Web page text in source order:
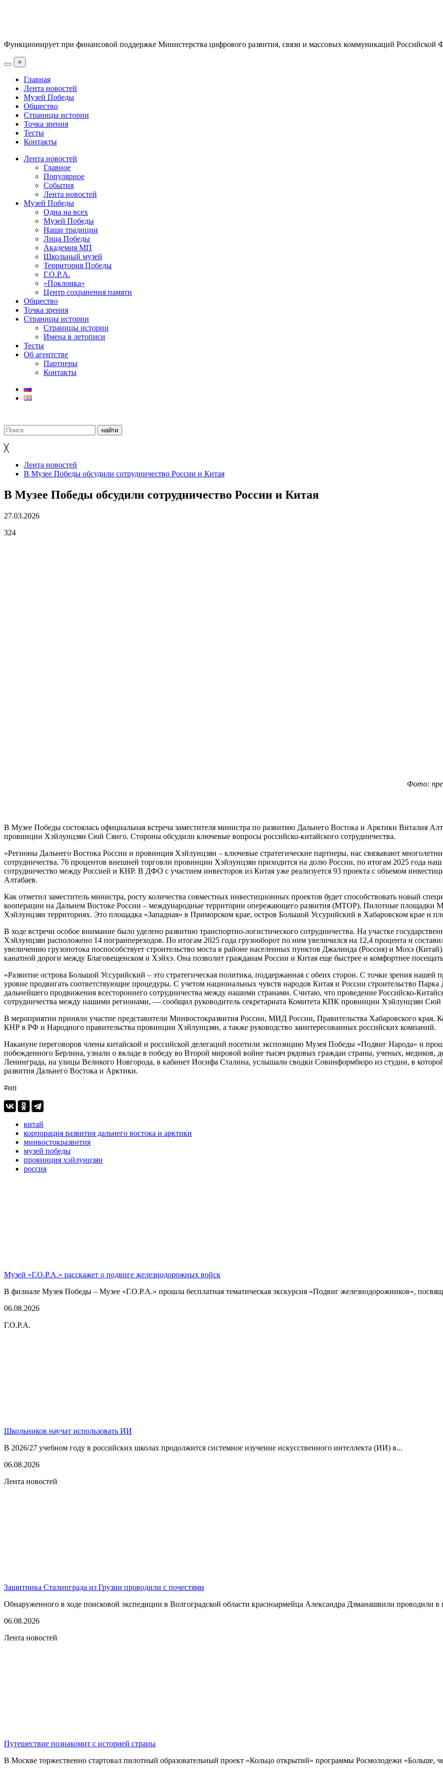
Функционирует при финансовой поддержке Министерства цифрового развития, связи и массовых коммуникаций Российской
×
Главная
Лента новостей
Музей Победы
Общество
Страницы истории
Точка зрения
Тесты
Контакты
Лента новостей
Главное
Популярное
События
Лента новостей
Музей Победы
Одна на всех
Музей Победы
Наши традиции
Лица Победы
Академия МП
Школьный музей
Территория Победы
Г.О.Р.А.
«Поклонка»
Центр сохранения памяти
Общество
Точка зрения
Страницы истории
Страницы истории
Имена в летописи
Тесты
Об агентстве
Партнеры
Контакты
╳
Лента новостей
В Музее Победы обсудили сотрудничество России и Китая
В Музее Победы обсудили сотрудничество России и Китая
27.03.2026
324
Фото:
В Музее Победы состоялась официальная встреча заместителя министра по развитию Дальнего Востока и Арктики Виталия
провинции Хэйлунцзян Сюй Сянго. Стороны обсудили ключевые вопросы российско-китайского сотрудничества.
«Регионы Дальнего Востока России и провинция Хэйлунцзян – ключевые стратегические партнеры, нас связывают
сотрудничества. 76 процентов внешней торговли провинции Хэйлунцзян приходится на долю России, по итогам 2025 года
сотрудничество между Россией и КНР. В ДФО с участием инвесторов из Китая уже реализуется 93 проекта с объемом
Алтабаев.
Как отметил заместитель министра, росту количества совместных инвестиционных проектов будет способствовать новый
кооперации на Дальнем Востоке России – международные территории опережающего развития (МТОР). Пилотные
Хэйлунцзян территориях. Это площадка «Западная» в Приморском крае, остров Большой Уссурийский в Хабаровском крае и
В ходе встречи особое внимание было уделено развитию транспортно-логистического сотрудничества. На участке
Хэйлунцзян расположено 14 погранпереходов. По итогам 2025 года грузооборот по ним увеличился на 12,4 процента и
увеличению грузопотока поспособствует строительство моста в районе населенных пунктов Джалинда (Россия) и Мохэ
канатной дороги между Благовещенском и Хэйхэ. Она позволит гражданам России и Китая еще быстрее и комфортнее
«Развитие острова Большой Уссурийский – это стратегическая политика, поддержанная с обеих сторон. С точки зрения
уровне продвигать соответствующие процедуры. С учетом национальных чувств народов Китая и России строительство
дальнейшего продвижения всестороннего сотрудничества между нашими странами. Считаю, что проведение Российско-
сотрудничества между нашими регионами, — сообщил руководитель секретариата Комитета КПК провинции Хэйлунцзян Сюй
В мероприятии приняли участие представители Минвостокразвития России, МИД России, Правительства Хабаровского края,
КНР в РФ и Народного правительства провинции Хэйлунцзян, а также руководство заинтересованных российских компаний.
Накануне переговоров члены китайской и российской делегаций посетили экспозицию Музея Победы «Подвиг Народа» и
побежденного Берлина, узнали о вкладе в победу во Второй мировой войне тысяч рядовых граждан страны, ученых, медиков,
Ленинграда, на улицы Великого Новгорода, в кабинет Иосифа Сталина, услышали сводки Совинформбюро из студии, в
развития Дальнего Востока и Арктики.
#нп
китай
корпорация развития дальнего востока и арктики
минвостокразвития
музей победы
провинция хэйлунцзян
россия
Музей «Г.О.Р.А.» расскажет о подвиге железнодорожных войск
В филиале Музея Победы – Музее «Г.О.Р.А.» прошла бесплатная тематическая экскурсия «Подвиг железнодорожников»,
06.08.2026
Г.О.Р.А.
Школьников научат использовать ИИ
В 2026/27 учебном году в российских школах продолжится системное изучение искусственного интеллекта (ИИ) в...
06.08.2026
Лента новостей
Защитника Сталинграда из Грузии проводили с почестями
Обнаруженного в ходе поисковой экспедиции в Волгоградской области красноармейца Александра Дзманашвили проводили в
06.08.2026
Лента новостей
Путешествие познакомит с историей страны
В Москве торжественно стартовал пилотный образовательный проект «Кольцо открытий» программы Росмолодежи «Больше,